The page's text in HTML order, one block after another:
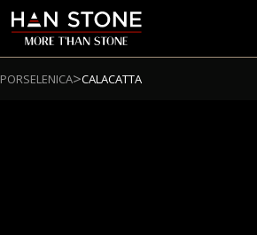
PORSELENICA>CALACATTA